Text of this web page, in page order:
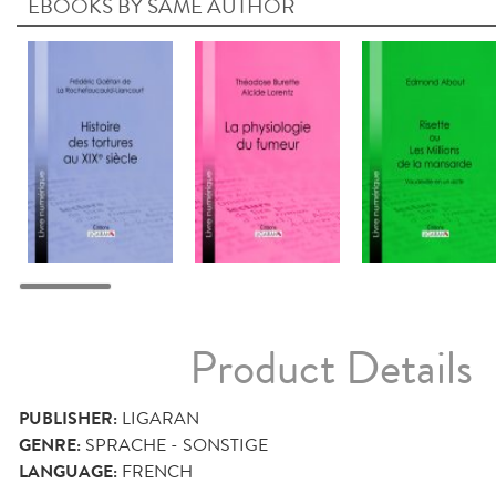
Product Details
PUBLISHER: LIGARAN
GENRE: SPRACHE - SONSTIGE
LANGUAGE: FRENCH